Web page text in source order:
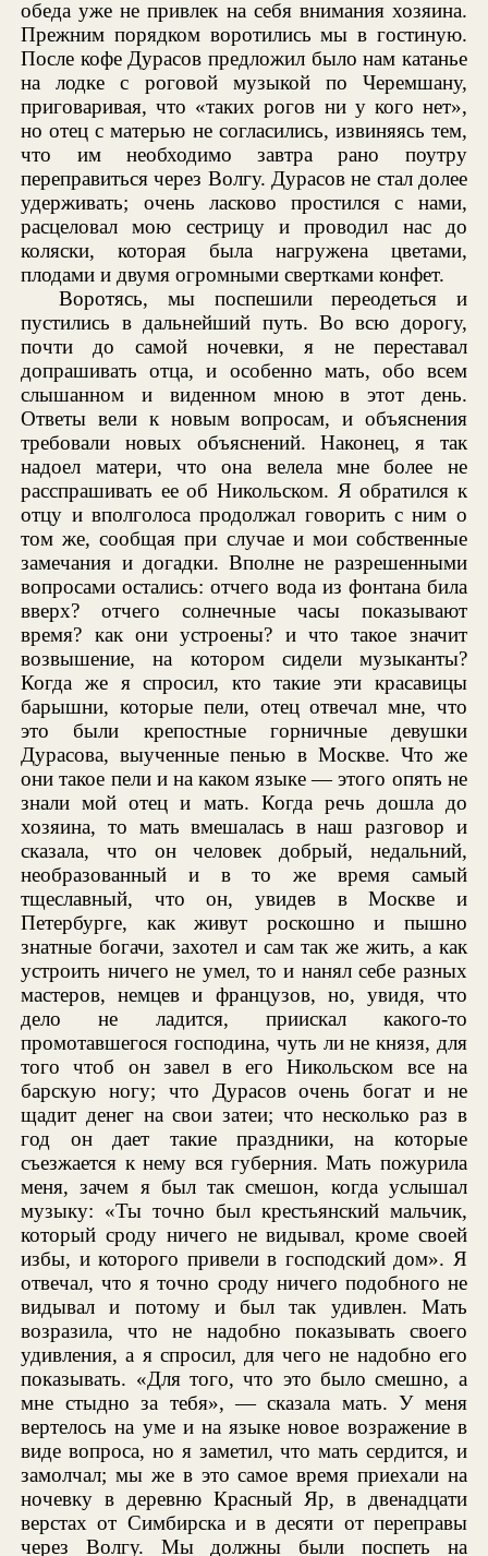
обеда уже не привлек на себя внимания хозяина.
Прежним порядком воротились мы в гостиную.
После кофе Дурасов предложил было нам катанье
на лодке с роговой музыкой по Черемшану,
приговаривая, что «таких рогов ни у кого нет»,
но отец с матерью не согласились, извиняясь тем,
что им необходимо завтра рано поутру
переправиться через Волгу. Дурасов не стал долее
удерживать; очень ласково простился с нами,
расцеловал мою сестрицу и проводил нас до
коляски, которая была нагружена цветами,
плодами и двумя огромными свертками конфет.
Воротясь, мы поспешили переодеться и
пустились в дальнейший путь. Во всю дорогу,
почти до самой ночевки, я не переставал
допрашивать отца, и особенно мать, обо всем
слышанном и виденном мною в этот день.
Ответы вели к новым вопросам, и объяснения
требовали новых объяснений. Наконец, я так
надоел матери, что она велела мне более не
расспрашивать ее об Никольском. Я обратился к
отцу и вполголоса продолжал говорить с ним о
том же, сообщая при случае и мои собственные
замечания и догадки. Вполне не разрешенными
вопросами остались: отчего вода из фонтана била
вверх? отчего солнечные часы показывают
время? как они устроены? и что такое значит
возвышение, на котором сидели музыканты?
Когда же я спросил, кто такие эти красавицы
барышни, которые пели, отец отвечал мне, что
это были крепостные горничные девушки
Дурасова, выученные пенью в Москве. Что же
они такое пели и на каком языке — этого опять не
знали мой отец и мать. Когда речь дошла до
хозяина, то мать вмешалась в наш разговор и
сказала, что он человек добрый, недальний,
необразованный и в то же время самый
тщеславный, что он, увидев в Москве и
Петербурге, как живут роскошно и пышно
знатные богачи, захотел и сам так же жить, а как
устроить ничего не умел, то и нанял себе разных
мастеров, немцев и французов, но, увидя, что
дело не ладится, приискал какого-то
промотавшегося господина, чуть ли не князя, для
того чтоб он завел в его Никольском все на
барскую ногу; что Дурасов очень богат и не
щадит денег на свои затеи; что несколько раз в
год он дает такие праздники, на которые
съезжается к нему вся губерния. Мать пожурила
меня, зачем я был так смешон, когда услышал
музыку: «Ты точно был крестьянский мальчик,
который сроду ничего не видывал, кроме своей
избы, и которого привели в господский дом». Я
отвечал, что я точно сроду ничего подобного не
видывал и потому и был так удивлен. Мать
возразила, что не надобно показывать своего
удивления, а я спросил, для чего не надобно его
показывать. «Для того, что это было смешно, а
мне стыдно за тебя», — сказала мать. У меня
вертелось на уме и на языке новое возражение в
виде вопроса, но я заметил, что мать сердится, и
замолчал; мы же в это самое время приехали на
ночевку в деревню Красный Яр, в двенадцати
верстах от Симбирска и в десяти от переправы
через Волгу. Мы должны были поспеть на